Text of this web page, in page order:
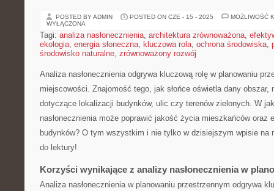
POSTED BY ADMIN POSTED ON CZE - 15 - 2025
MOŻLIWOŚĆ
WYŁĄCZONA
Tagi: analiza nasłonecznienia, architektura zrównoważona,
ekologia, energia słoneczna, kluczowa rola, ochrona środowiska,
środowisko naturalne, zrównoważony rozwój
Analiza nasłonecznienia odgrywa kluczową rolę ⁢w planowaniu
miejscowości. Znajomość‌ tego, jak słońce oświetla dany obszar,
dotyczące lokalizacji budynków, ulic ​czy ⁤terenów zielonych. W
nasłonecznienia ​może poprawić jakość życia mieszkańców oraz
budynków? O tym wszystkim i nie ⁣tylko⁢ w dzisiejszym wpisie‍ na
do lektury!
Korzyści wynikające z analizy nasłonecznienia w
Analiza nasłonecznienia w planowaniu przestrzennym odgrywa